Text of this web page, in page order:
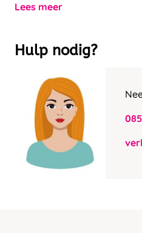
Lees meer
Hulp nodig?